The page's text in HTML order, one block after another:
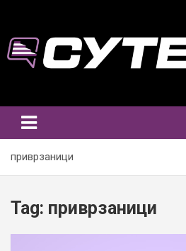
content
приврзаници
Tag: приврзаници